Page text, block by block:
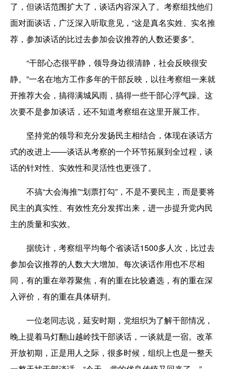
了，但谈话范围扩大了，谈话内容深入了。考察组找他们
面对面谈话，广泛深入听取意见，“这是真名实姓、实名推
荐，参加谈话的比过去参加会议推荐的人数还要多”。
“干部心态很平静，领导身边很清静，社会反映很安
静。”一名在地方工作多年的干部反映，以往考察组一来就
开推荐大会，搞得满城风雨，搞得一些干部心浮气躁。这
次要不是参加谈话，还不知道考察组在这里开展工作。
坚持党的领导和充分发扬民主相结合，体现在谈话方
式的改进上——谈话从考察的一个环节拓展到全过程，谈
话的针对性、实效性和灵活性也更强了。
不搞“大会海推”“划票打勾”，不是不要民主，而是要将
民主的真实性、有效性充分发挥出来，进一步提升党内民
主的质量和实效。
据统计，考察组平均每个省谈话1500多人次，比过去
参加会议推荐的人数大大增加。每次谈话作用也不尽相
同，有的重在举荐聚焦，有的重在比较遴选，有的重在深
入评价，有的重在具体研判。
一位老同志说，延安时期，党组织为了解干部情况，
晚上提着马灯翻山越岭找干部谈话，一谈就是一宿。改革
开放初期，正是用人之际，很多时候，组织上也是一整天